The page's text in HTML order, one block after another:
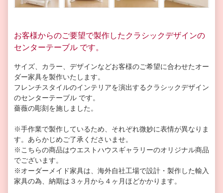
お客様からのご要望で製作したクラシックデザインの
センターテーブル です。
サイズ、カラー、デザインなどお客様のご希望に合わせたオー
ダー家具を製作いたします。
フレンチスタイルのインテリアを演出するクラシックデザイン
のセンターテーブル です。
薔薇の彫刻を施しました。
※手作業で製作しているため、それぞれ微妙に表情が異なりま
す。あらかじめご了承くださいませ。
※こちらの商品はウエストハウスギャラリーのオリジナル商品
でございます。
※オーダーメイド家具は、海外自社工場で設計・製作した輸入
家具の為、納期は３ヶ月から４ヶ月ほどかかります。